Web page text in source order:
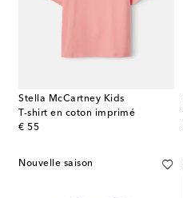
Stella McCartney Kids
T-shirt en coton imprimé
€ 55
original price
Nouvelle saison